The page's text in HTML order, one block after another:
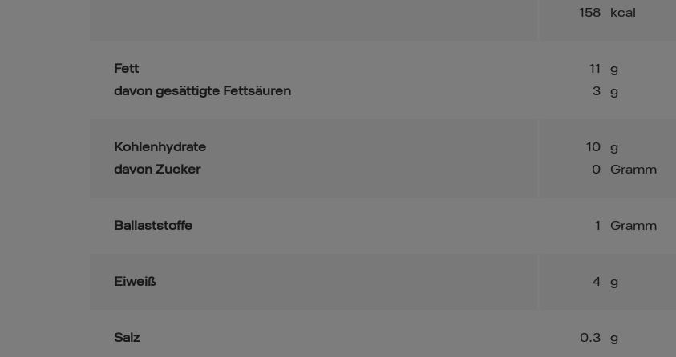
158
kcal
Fett
davon gesättigte Fettsäuren
11
g
3
g
Kohlenhydrate
davon Zucker
10
g
0
Gramm
Ballaststoffe 1 Gramm
Eiweiß 4 g
Salz 0.3 g